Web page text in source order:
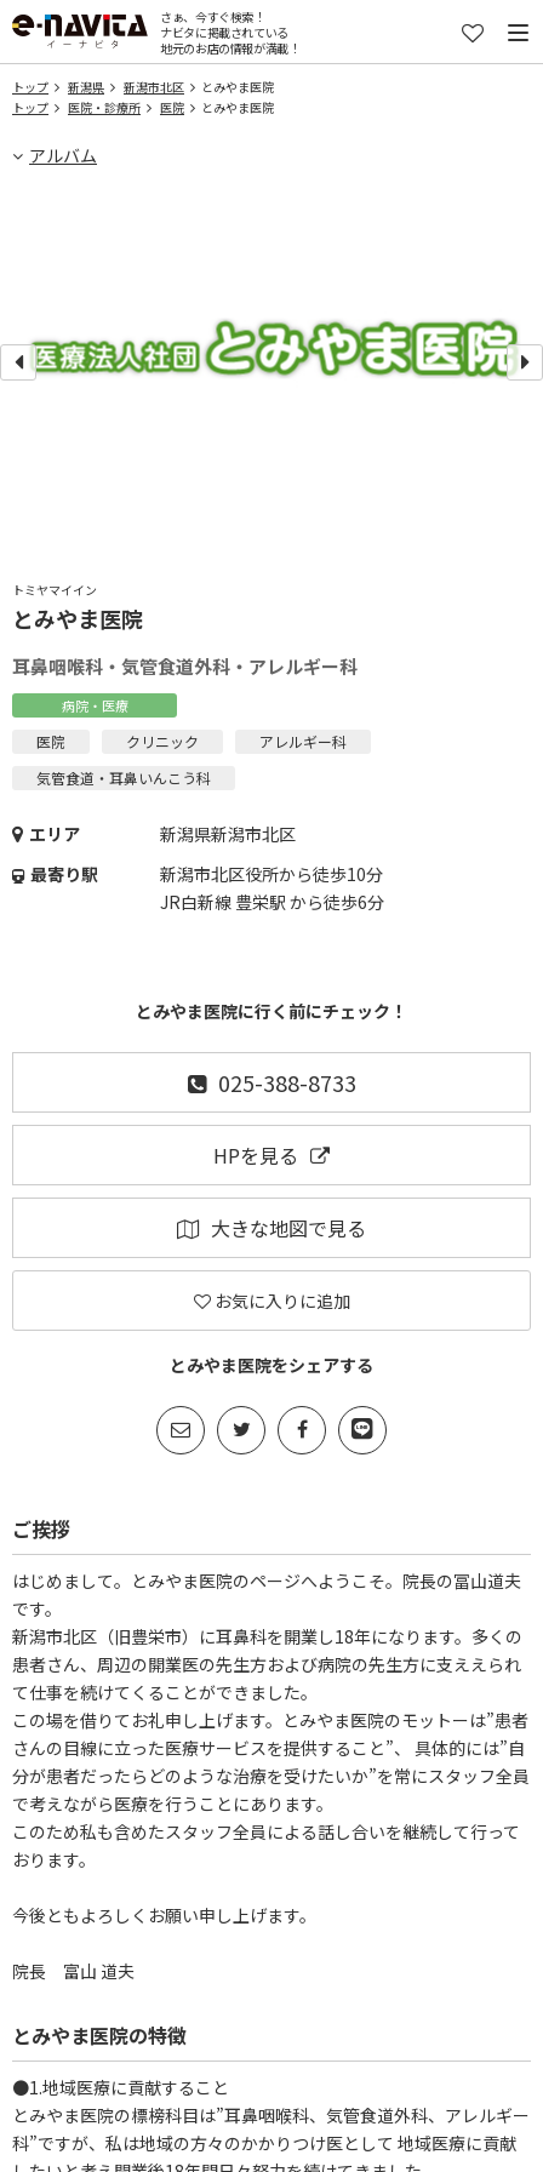
さぁ、今すぐ検索！
ナビタに掲載されている
地元のお店の情報が満載！
トップ 新潟県 新潟市北区
とみやま医院
トップ
医院・診療所 医院 とみやま医院
アルバム
トミヤマイイン
とみやま医院
耳鼻咽喉科・気管食道外科・アレルギー科
病院・医療
医院 クリニック
アレルギー科
気管食道・耳鼻いんこう科
エリア
新潟県新潟市北区
最寄り駅
新潟市北区役所から徒歩10分
JR白新線 豊栄駅 から徒歩6分
とみやま医院に行く前にチェック！
025-388-8733
HPを見る
大きな地図で見る
お気に入りに追加
とみやま医院をシェアする
ご挨拶
はじめまして。とみやま医院のページへようこそ。院長の冨山道夫
です。
新潟市北区（旧豊栄市）に耳鼻科を開業し18年になります。多くの
患者さん、周辺の開業医の先生方および病院の先生方に支ええられ
て仕事を続けてくることができました。
この場を借りてお礼申し上げます。とみやま医院のモットーは”患者
さんの目線に立った医療サービスを提供すること”、 具体的には”自
分が患者だったらどのような治療を受けたいか”を常にスタッフ全員
で考えながら医療を行うことにあります。
このため私も含めたスタッフ全員による話し合いを継続して行って
おります。
今後ともよろしくお願い申し上げます。
院長 富山 道夫
とみやま医院の特徴
●1.地域医療に貢献すること
とみやま医院の標榜科目は”耳鼻咽喉科、気管食道外科、アレルギー
科”ですが、私は地域の方々のかかりつけ医として 地域医療に貢献